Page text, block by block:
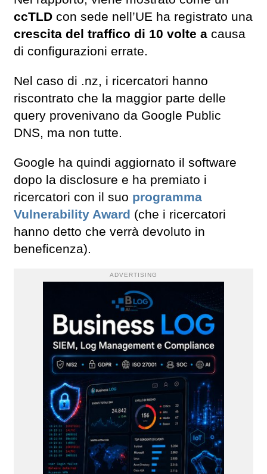
ccTLD con sede nell’UE ha registrato una
crescita del traffico di 10 volte a causa
di configurazioni errate.
Nel caso di .nz, i ricercatori hanno
riscontrato che la maggior parte delle
query provenivano da Google Public
DNS, ma non tutte.
Google ha quindi aggiornato il software
dopo la disclosure e ha premiato i
ricercatori con il suo programma
Vulnerability Award (che i ricercatori
hanno detto che verrà devoluto in
beneficenza).
ADVERTISING